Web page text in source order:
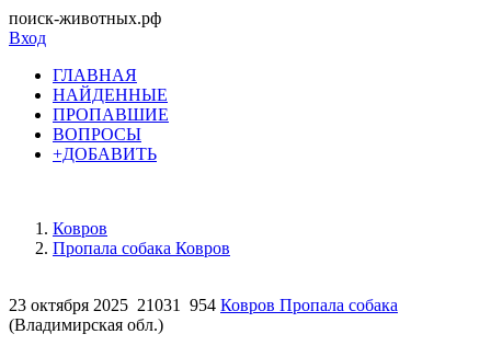
поиск-животных.рф
Вход
ГЛАВНАЯ
НАЙДЕННЫЕ
ПРОПАВШИЕ
ВОПРОСЫ
+ДОБАВИТЬ
Ковров
Пропала собака Ковров
23 октября 2025 21031 954 Ковров Пропала собака
(Владимирская обл.)